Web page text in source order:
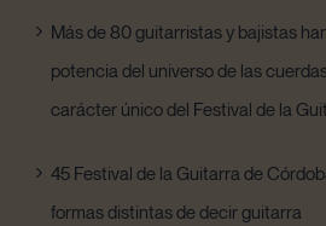
Más de 80 guitarristas y bajistas
potencia del universo de las
carácter único del Festival de la
45 Festival de la Guitarra de
formas distintas de decir guitarra